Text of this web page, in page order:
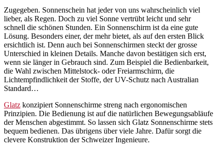
Zugegeben. Sonnenschein hat jeder von uns wahrscheinlich viel
lieber, als Regen. Doch zu viel Sonne vertrübt leicht und sehr
schnell die schönen Stunden. Ein Sonnenschirm ist da eine gute
Lösung. Besonders einer, der mehr bietet, als auf den ersten Blick
ersichtlich ist. Denn auch bei Sonnenschirmen steckt der grosse
Unterschied in kleinen Details. Manche davon bestätigen sich erst,
wenn sie länger in Gebrauch sind. Zum Beispiel die Bedienbarkeit,
die Wahl zwischen Mittelstock- oder Freiarmschirm, die
Lichtempfindlichkeit der Stoffe, der UV-Schutz nach Australian
Standard…
Glatz konzipiert Sonnenschirme streng nach ergonomischen
Prinzipien. Die Bedienung ist auf die natürlichen Bewegungsabläufe
der Menschen abgestimmt. So lassen sich Glatz Sonnenschirme stets
bequem bedienen. Das übrigens über viele Jahre. Dafür sorgt die
clevere Konstruktion der Schweizer Ingenieure.